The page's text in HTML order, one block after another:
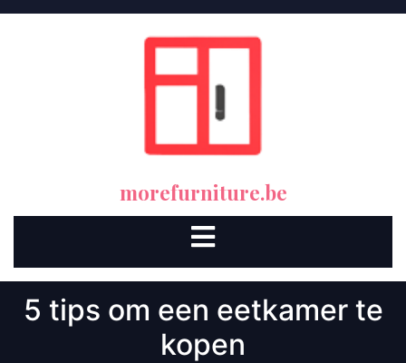
morefurniture.be
Open
Button
5 tips om een eetkamer te
kopen